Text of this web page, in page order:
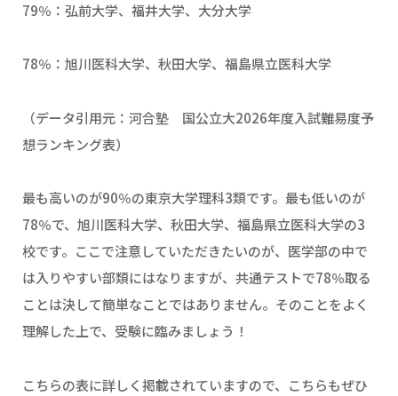
79％：弘前大学、福井大学、大分大学
78％：旭川医科大学、秋田大学、福島県立医科大学
（データ引用元：河合塾 国公立大2026年度入試難易度予
想ランキング表）
最も高いのが90％の東京大学理科3類です。最も低いのが
78％で、旭川医科大学、秋田大学、福島県立医科大学の3
校です。ここで注意していただきたいのが、医学部の中で
は入りやすい部類にはなりますが、共通テストで78％取る
ことは決して簡単なことではありません。そのことをよく
理解した上で、受験に臨みましょう！
こちらの表に詳しく掲載されていますので、こちらもぜひ